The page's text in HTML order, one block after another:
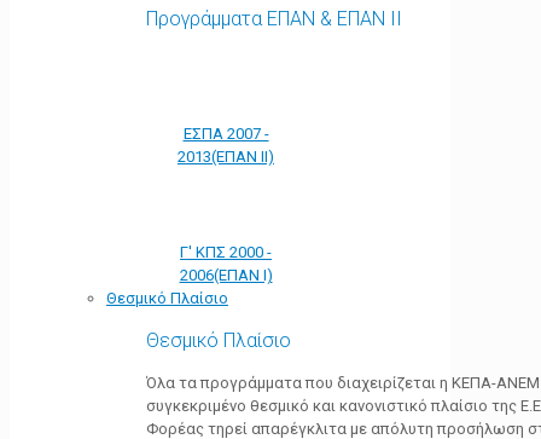
Προγράμματα ΕΠΑΝ & ΕΠΑΝ ΙΙ
ΕΣΠΑ 2007 -
2013(ΕΠΑΝ ΙΙ)
Γ' ΚΠΣ 2000 -
2006(ΕΠΑΝ Ι)
Θεσμικό Πλαίσιο
Θεσμικό Πλαίσιο
Όλα τα προγράμματα που διαχειρίζεται η ΚΕΠΑ-
συγκεκριμένο θεσμικό και κανονιστικό πλαίσιο της
Φορέας τηρεί απαρέγκλιτα με απόλυτη προσήλωση